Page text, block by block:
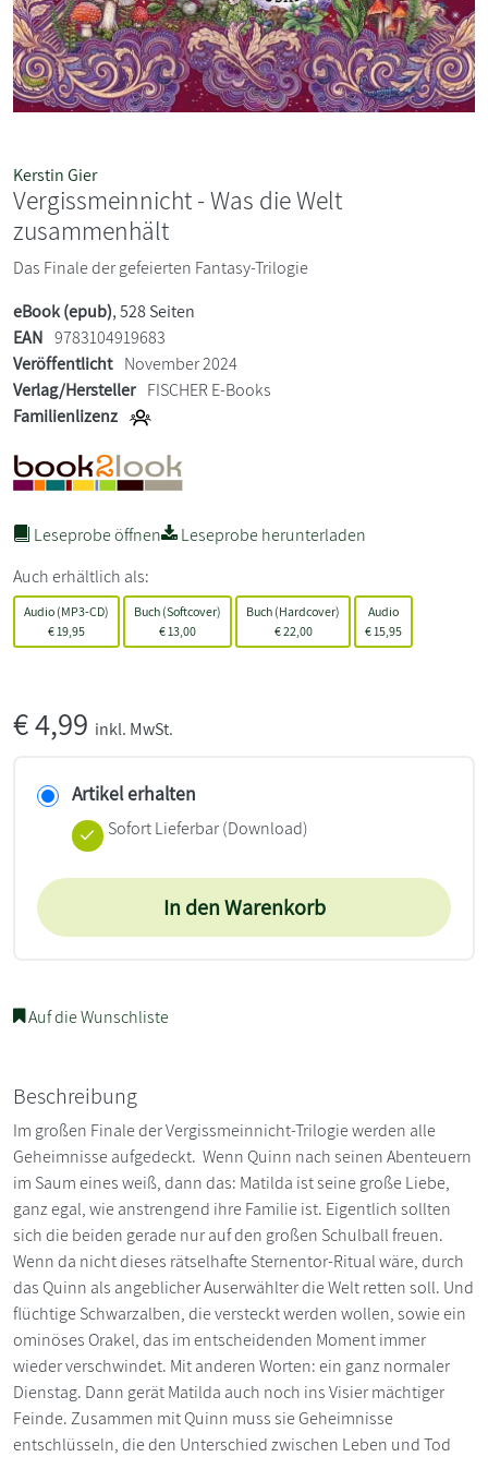
Kerstin Gier
Vergissmeinnicht - Was die Welt
zusammenhält
Das Finale der gefeierten Fantasy-Trilogie
eBook (epub), 528 Seiten
EAN 9783104919683
Veröffentlicht November 2024
Verlag/Hersteller FISCHER E-Books
Familienlizenz
Leseprobe öffnen
Leseprobe herunterladen
Auch erhältlich als:
Audio (MP3-CD)
€ 19,95
Buch (Softcover)
€ 13,00
Buch (Hardcover)
€22,00
Audio
€ 15,95
€4,99 inkl. MwSt.
Artikel erhalten
Sofort Lieferbar (Download)
In den Warenkorb
Auf die Wunschliste
Beschreibung
Im großen Finale der Vergissmeinnicht-Trilogie werden alle
Geheimnisse aufgedeckt. Wenn Quinn nach seinen Abenteuern
im Saum eines weiß, dann das: Matilda ist seine große Liebe,
ganz egal, wie anstrengend ihre Familie ist. Eigentlich sollten
sich die beiden gerade nur auf den großen Schulball freuen.
Wenn da nicht dieses rätselhafte Sternentor-Ritual wäre, durch
das Quinn als angeblicher Auserwählter die Welt retten soll. Und
flüchtige Schwarzalben, die versteckt werden wollen, sowie ein
ominöses Orakel, das im entscheidenden Moment immer
wieder verschwindet. Mit anderen Worten: ein ganz normaler
Dienstag. Dann gerät Matilda auch noch ins Visier mächtiger
Feinde. Zusammen mit Quinn muss sie Geheimnisse
entschlüsseln, die den Unterschied zwischen Leben und Tod